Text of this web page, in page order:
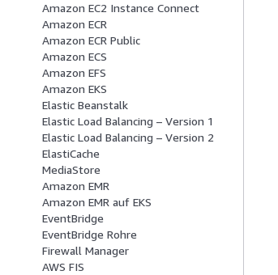
Amazon EC2 Instance Connect
Amazon ECR
Amazon ECR Public
Amazon ECS
Amazon EFS
Amazon EKS
Elastic Beanstalk
Elastic Load Balancing – Version 1
Elastic Load Balancing – Version 2
ElastiCache
MediaStore
Amazon EMR
Amazon EMR auf EKS
EventBridge
EventBridge Rohre
Firewall Manager
AWS FIS